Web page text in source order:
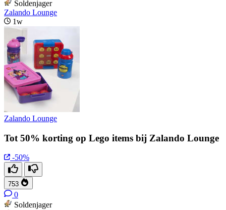
Soldenjager
Zalando Lounge
1w
Zalando Lounge
Tot 50% korting op Lego items bij Zalando Lounge
-50%
753
0
Soldenjager